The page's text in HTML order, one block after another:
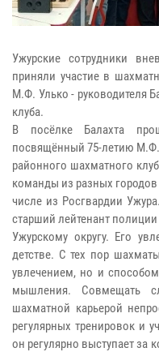
Ужурские сотрудники
приняли участие в
М.Ф. Улько - руководителя
клуба.
В посёлке Балахта
посвящённый 75-летию М.Ф.
районного шахматного
команды из разных
числе из Росгвардии
старший лейтенант
Ужурскому округу. Его
детстве. С тех пор
увлечением, но и способом
мышления. Совмещать
шахматной карьерой
регулярных тренировок и
он регулярно выступает за